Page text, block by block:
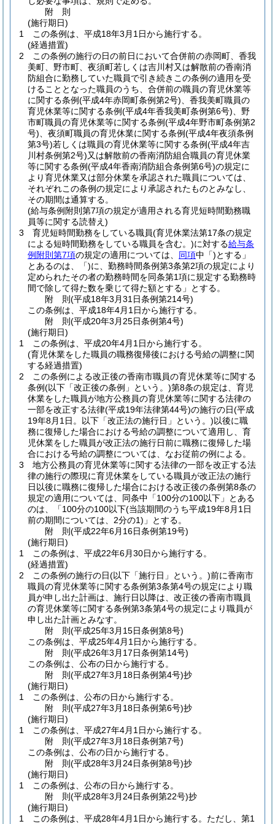
附 則
(施行期日)
1
この条例は、平成18年3月1日から施行する。
(経過措置)
2
この条例の施行の日の前日において合併前の赤岡町、香我
美町、野市町、夜須町若しくは吉川村又は解散前の香南消
防組合に勤務していた職員で引き続きこの条例の適用を受
けることとなった職員のうち、合併前の職員の育児休業等
に関する条例(平成4年赤岡町条例第2号) 、香我美町職員の
育児休業等に関する条例(平成4年香我美町条例第6号) 、野
市町職員の育児休業等に関する条例(平成4年野市町条例第2
号) 、夜須町職員の育児休業に関する条例(平成4年夜須条例
第3号)若しくは職員の育児休業等に関する条例(平成4年吉
川村条例第2号)又は解散前の香南消防組合職員の育児休業
等に関する条例(平成4年香南消防組合条例第6号)の規定に
より育児休業又は部分休業を承認された職員については、
それぞれこの条例の規定により承認されたものとみなし、
その期間は通算する。
(給与条例附則第7項の規定が適用される育児短時間勤務職
員等に関する読替え)
3
育児短時間勤務をしている職員(育児休業法第17条の規定
による短時間勤務をしている職員を含む。)に対する給与条
例附則第7項の規定の適用については、 同項中「)とする」
とあるのは、「)に、勤務時間条例第3条第2項の規定により
定められたその者の勤務時間を同条第1項に規定する勤務時
間で除して得た数を乗じて得た額とする」とする。
附 則(平成18年3月31日条例第214号)
この条例は、平成18年4月1日から施行する。
附 則(平成20年3月25日条例第4号)
(施行期日)
1
この条例は、平成20年4月1日から施行する。
(育児休業をした職員の職務復帰後における号給の調整に関
する経過措置)
2
この条例による改正後の香南市職員の育児休業等に関する
条例(以下「改正後の条例」という。)第8条の規定は、育児
休業をした職員が地方公務員の育児休業等に関する法律の
一部を改正する法律(平成19年法律第44号)の施行の日(平成
19年8月1日。以下「改正法の施行日」という。)以後に職
務に復帰した場合における号給の調整について適用し、育
児休業をした職員が改正法の施行日前に職務に復帰した場
合における号給の調整については、なお従前の例による。
3
地方公務員の育児休業等に関する法律の一部を改正する法
律の施行の際現に育児休業をしている職員が改正法の施行
日以後に職務に復帰した場合における改正後の条例第8条の
規定の適用については、同条中「100分の100以下」とある
のは、「100分の100以下(当該期間のうち平成19年8月1日
前の期間については、2分の1) 」とする。
附 則(平成22年6月16日条例第19号)
(施行期日)
1
この条例は、平成22年6月30日から施行する。
(経過措置)
2
この条例の施行の日(以下「施行日」という。)前に香南市
職員の育児休業等に関する条例第3条第4号の規定により職
員が申し出た計画は、施行日以降は、改正後の香南市職員
の育児休業等に関する条例第3条第4号の規定により職員が
申し出た計画とみなす。
附 則(平成25年3月15日条例第8号)
この条例は、平成25年4月1日から施行する。
附 則(平成26年3月17日条例第14号)
この条例は、公布の日から施行する。
附 則(平成27年3月18日条例第4号)抄
(施行期日)
1
この条例は、公布の日から施行する。
附 則(平成27年3月18日条例第6号)抄
(施行期日)
1
この条例は、平成27年4月1日から施行する。
附 則(平成27年3月18日条例第7号)
この条例は、公布の日から施行する。
附 則(平成28年3月24日条例第8号)抄
(施行期日)
1
この条例は、公布の日から施行する。
附 則(平成28年3月24日条例第22号)抄
(施行期日)
1
この条例は、平成28年4月1日から施行する。 ただし、第1